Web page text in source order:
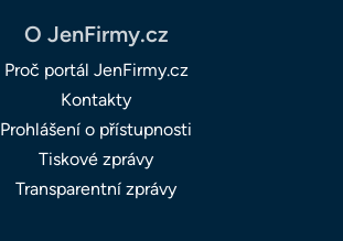
O JenFirmy.cz
Proč portál JenFirmy.cz
Kontakty
Prohlášení o přístupnosti
Tiskové zprávy
Transparentní zprávy